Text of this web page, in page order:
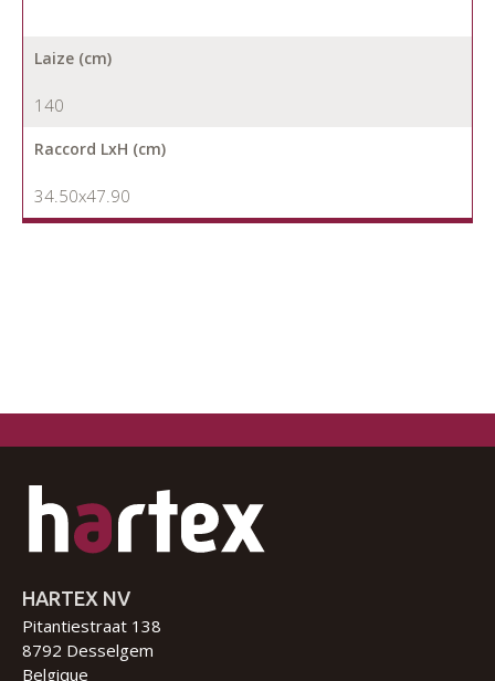
Laize (cm)
140
Raccord LxH (cm)
34.50x47.90
HARTEX NV
Pitantiestraat 138
8792 Desselgem
Belgique